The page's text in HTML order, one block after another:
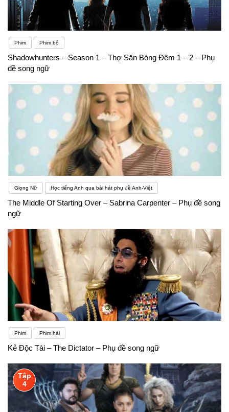
Phim Phim bộ
Shadowhunters – Season 1 – Thợ Săn Bóng Đêm 1 – 2 – Phụ
đề song ngữ
Giọng Nữ Học tiếng Anh qua bài hát phụ đề Anh-Việt
The Middle Of Starting Over – Sabrina Carpenter – Phụ đề song
ngữ
Phim Phim hài
Kẻ Độc Tài – The Dictator – Phụ đề song ngữ
Tập
4